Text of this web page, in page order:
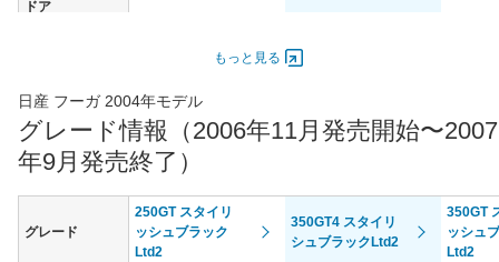
ドア
164.00 [223]/ 6,800 230.00 [313]/ 6,800
最高トルク 263 [26.8]/ 4,800
過給機 - -
タイヤ
245/45R18 96W 245/45R18 96W 245/
タイヤサイズ
245/45R18 96W 245/45R18 96W 245/
もっと見る
日産 フーガ 2004年モデル
グレード情報（2006年11月発売開始〜2007
年9月発売終了）
グレード
250GT スタイリ
ッシュブラック
Ltd2
350GT4 スタイリ
シュブラックLtd2
350GT
ッシュ
Ltd2